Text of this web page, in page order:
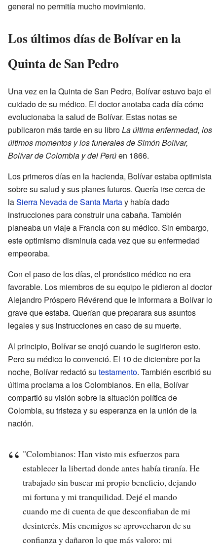
general no permitía mucho movimiento.
Los últimos días de Bolívar en la
Quinta de San Pedro
Una vez en la Quinta de San Pedro, Bolívar estuvo bajo el
cuidado de su médico. El doctor anotaba cada día cómo
evolucionaba la salud de Bolívar. Estas notas se
publicaron más tarde en su libroLa última enfermedad, los
últimos momentos y los funerales de Simón Bolívar,
Bolívar de Colombia y del Perúen 1866.
Los primeros días en la hacienda, Bolívar estaba optimista
sobre su salud y sus planes futuros. Quería irse cerca de
laSierra Nevada de Santa Martay había dado
instrucciones para construir una cabaña. También
planeaba un viaje a Francia con su médico. Sin embargo,
este optimismo disminuía cada vez que su enfermedad
empeoraba.
Con el paso de los días, el pronóstico médico no era
favorable. Los miembros de su equipo le pidieron al doctor
Alejandro Próspero Révérend que le informara a Bolívar lo
grave que estaba. Querían que preparara sus asuntos
legales y sus instrucciones en caso de su muerte.
Al principio, Bolívar se enojó cuando le sugirieron esto.
Pero su médico lo convenció. El 10 de diciembre por la
noche, Bolívar redactó su testamento. También escribió su
última proclama a los Colombianos. En ella, Bolívar
compartió su visión sobre la situación política de
Colombia, su tristeza y su esperanza en la unión de la
nación.
"Colombianos: Han visto mis esfuerzos para
establecer la libertad donde antes había tiranía. He
trabajado sin buscar mi propio beneficio, dejando
mi fortuna y mi tranquilidad. Dejé el mando
cuando me di cuenta de que desconfiaban de mi
desinterés. Mis enemigos se aprovecharon de su
confianza y dañaron lo que más valoro: mi